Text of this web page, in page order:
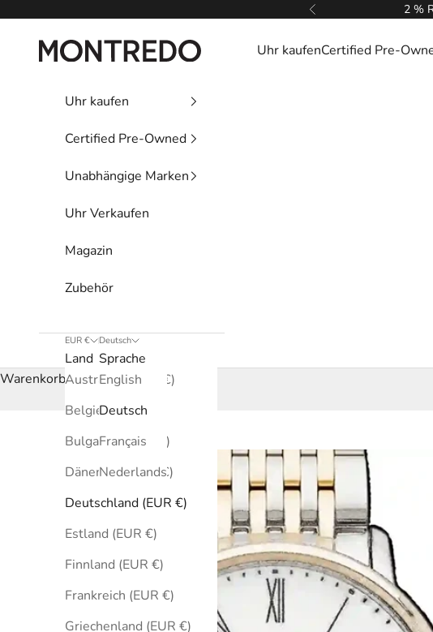
Zurück 2 %
Montredo Uhr kaufenCertified Pre-
Uhr kaufen
Certified Pre-Owned
Unabhängige Marken
Uhr Verkaufen
Magazin
Zubehör
EUR €
Land
Australien (EUR €)
Belgien (EUR €)
Bulgarien (EUR €)
Dänemark (EUR €)
Deutschland (EUR €)
Estland (EUR €)
Finnland (EUR €)
Frankreich (EUR €)
Griechenland (EUR €)
Deutsch
Sprache
English
Deutsch
Français
Nederlands
Warenkorb